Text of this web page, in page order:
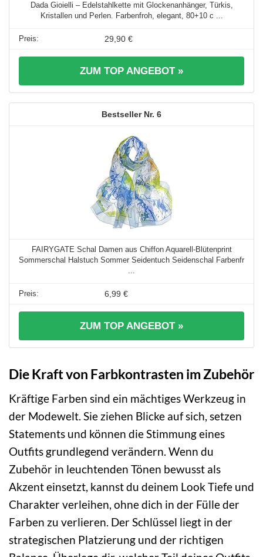
Dada Gioielli – Edelstahlkette mit Glockenanhänger, Türkis,
Kristallen und Perlen. Farbenfroh, elegant, 80+10 c ...
29,90 €
ZUM TOP ANGEBOT »
6
FAIRYGATE Schal Damen aus Chiffon Aquarell-Blütenprint
Sommerschal Halstuch Sommer Seidentuch Seidenschal Farbenfr
...
6,99 €
ZUM TOP ANGEBOT »
Die Kraft von Farbkontrasten im Zubehör
Kräftige Farben sind ein mächtiges Werkzeug in
der Modewelt. Sie ziehen Blicke auf sich, setzen
Statements und können die Stimmung eines
Outfits grundlegend verändern. Wenn du
Zubehör in leuchtenden Tönen bewusst als
Akzent einsetzt, kannst du deinem Look Tiefe und
Charakter verleihen, ohne dich in der Fülle der
Farben zu verlieren. Der Schlüssel liegt in der
strategischen Platzierung und der richtigen